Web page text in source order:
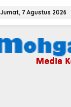
Jumat, 7 Agustus 2026